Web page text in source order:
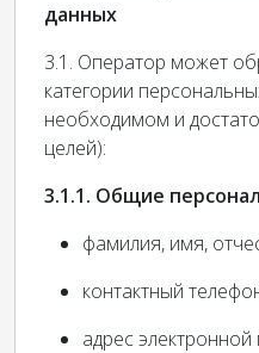
данных
3.1. Оператор может
категории
необходимом и
целей):
3.1.1. Общие
фамилия, имя,
контактный
адрес электронной